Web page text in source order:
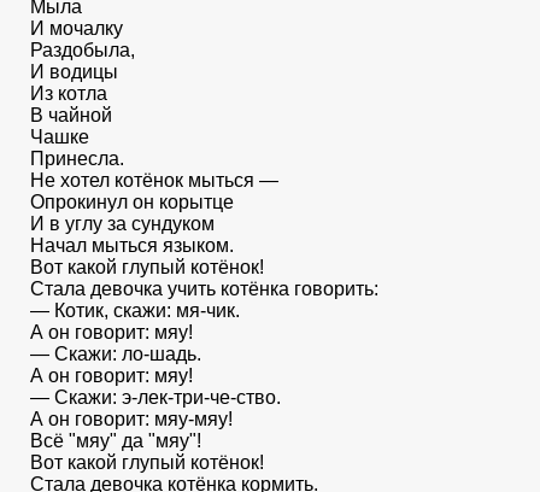
Мыла
И мочалку
Раздобыла,
И водицы
Из котла
В чайной
Чашке
Принесла.
Не хотел котёнок мыться —
Опрокинул он корытце
И в углу за сундуком
Начал мыться языком.
Вот какой глупый котёнок!
Стала девочка учить котёнка говорить:
— Котик, скажи: мя-чик.
А он говорит: мяу!
— Скажи: ло-шадь.
А он говорит: мяу!
— Скажи: э-лек-три-че-ство.
А он говорит: мяу-мяу!
Всё "мяу" да "мяу"!
Вот какой глупый котёнок!
Стала девочка котёнка кормить.